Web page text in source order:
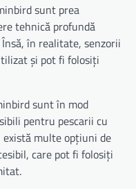
sunt prea
tehnică profundă
în realitate, senzorii
și pot fi folosiți
sunt în mod
pentru pescarii cu
multe opțiuni de
care pot fi folosiți